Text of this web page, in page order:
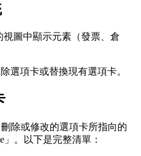
圖中顯示元素（發票、倉
選項卡或替換現有選項卡。
除或修改的選項卡所指向的
」。以下是完整清單：